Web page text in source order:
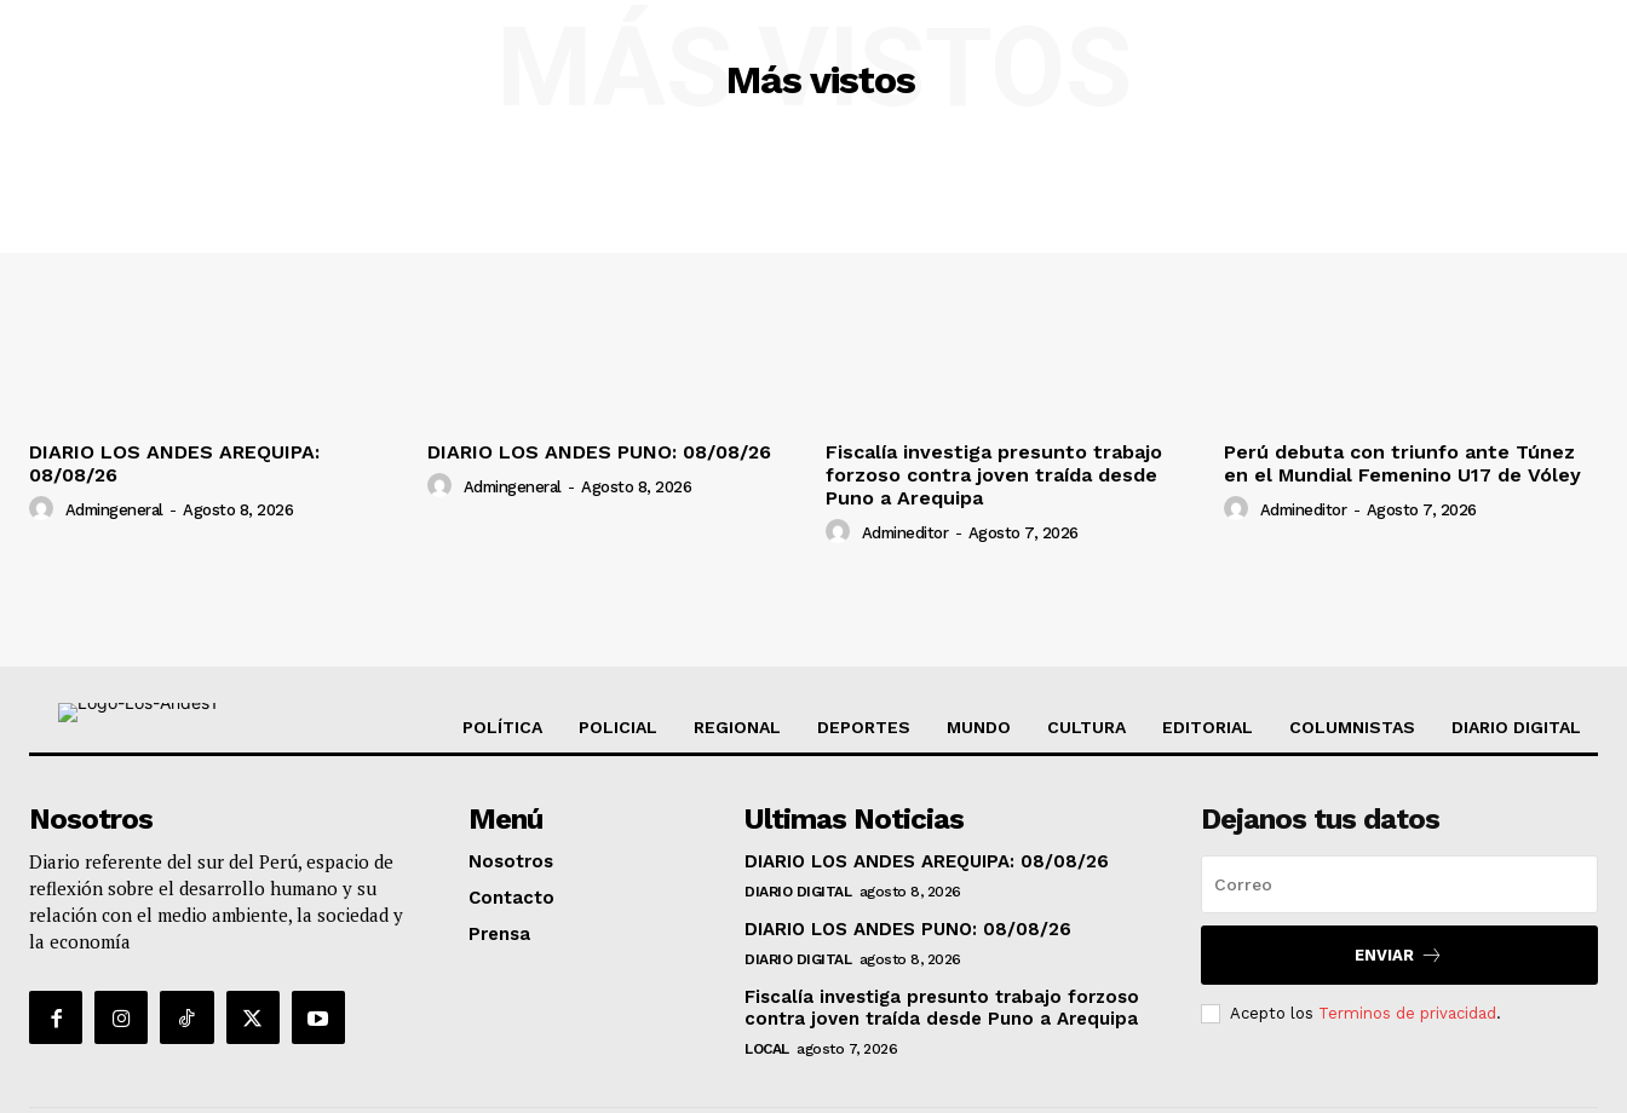
Más vistos
MÁS VISTOS
DIARIO LOS ANDES AREQUIPA:
08/08/26
Admingeneral - Agosto 8, 2026
DIARIO LOS ANDES PUNO: 08/08/26
Admingeneral - Agosto 8, 2026
Fiscalía investiga presunto trabajo
forzoso contra joven traída desde
Puno a Arequipa
Admineditor - Agosto 7, 2026
Perú debuta con triunfo ante Túnez
en el Mundial Femenino U17 de Vóley
Admineditor - Agosto 7, 2026
POLÍTICA POLICIAL REGIONAL DEPORTES MUNDO CULTURA EDITORIAL COLUMNISTAS DIARIO DIGITAL
Nosotros
Diario referente del sur del Perú, espacio de
reflexión sobre el desarrollo humano y su
relación con el medio ambiente, la sociedad y
la economía
Menú
Nosotros
Contacto
Prensa
Ultimas Noticias
DIARIO LOS ANDES AREQUIPA: 08/08/26
DIARIO DIGITAL agosto 8, 2026
DIARIO LOS ANDES PUNO: 08/08/26
DIARIO DIGITAL agosto 8, 2026
Fiscalía investiga presunto trabajo forzoso
contra joven traída desde Puno a Arequipa
LOCAL agosto 7, 2026
Dejanos tus datos
ENVIAR
Acepto los Terminos de privacidad .